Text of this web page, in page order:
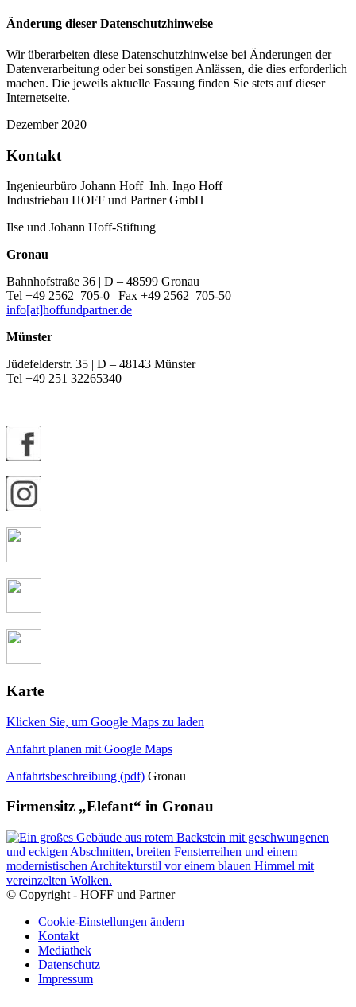
Änderung dieser Datenschutzhinweise
Wir überarbeiten diese Datenschutzhinweise bei Änderungen der
Datenverarbeitung oder bei sonstigen Anlässen, die dies erforderlich
machen. Die jeweils aktuelle Fassung finden Sie stets auf dieser
Internetseite.
Dezember 2020
Kontakt
Ingenieurbüro Johann Hoff Inh. Ingo Hoff
Industriebau HOFF und Partner GmbH
Ilse und Johann Hoff-Stiftung
Gronau
Bahnhofstraße 36 | D – 48599 Gronau
Tel +49 2562 705-0 | Fax +49 2562 705-50
info[at]hoffundpartner.de
Münster
Jüdefelderstr. 35 | D – 48143 Münster
Tel +49 251 32265340
Karte
Klicken Sie, um Google Maps zu laden
Anfahrt planen mit Google Maps
Anfahrtsbeschreibung (pdf) Gronau
Firmensitz „Elefant“ in Gronau
© Copyright - HOFF und Partner
Cookie-Einstellungen ändern
Kontakt
Mediathek
Datenschutz
Impressum